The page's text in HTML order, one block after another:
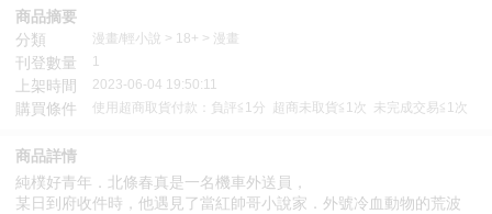
商品摘要
分類
漫畫/輕小說 > 18+ > 漫畫
刊登數量 1
上架時間 2023-06-04 19:50:11
購買條件 使用超商取貨付款：負評≦1分 超商未取貨≦1次 未完成交易≦1次
商品詳情
純樸好青年．北條春真是一名機車外送員，
某日到府收件時，他遇見了當紅帥哥小說家．外號冷血動物的荒波